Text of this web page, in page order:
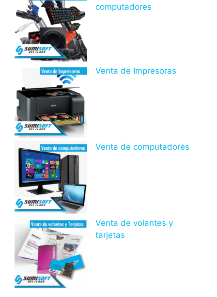
computadores
Venta de Impresoras
Venta de computadores
Venta de volantes y
tarjetas